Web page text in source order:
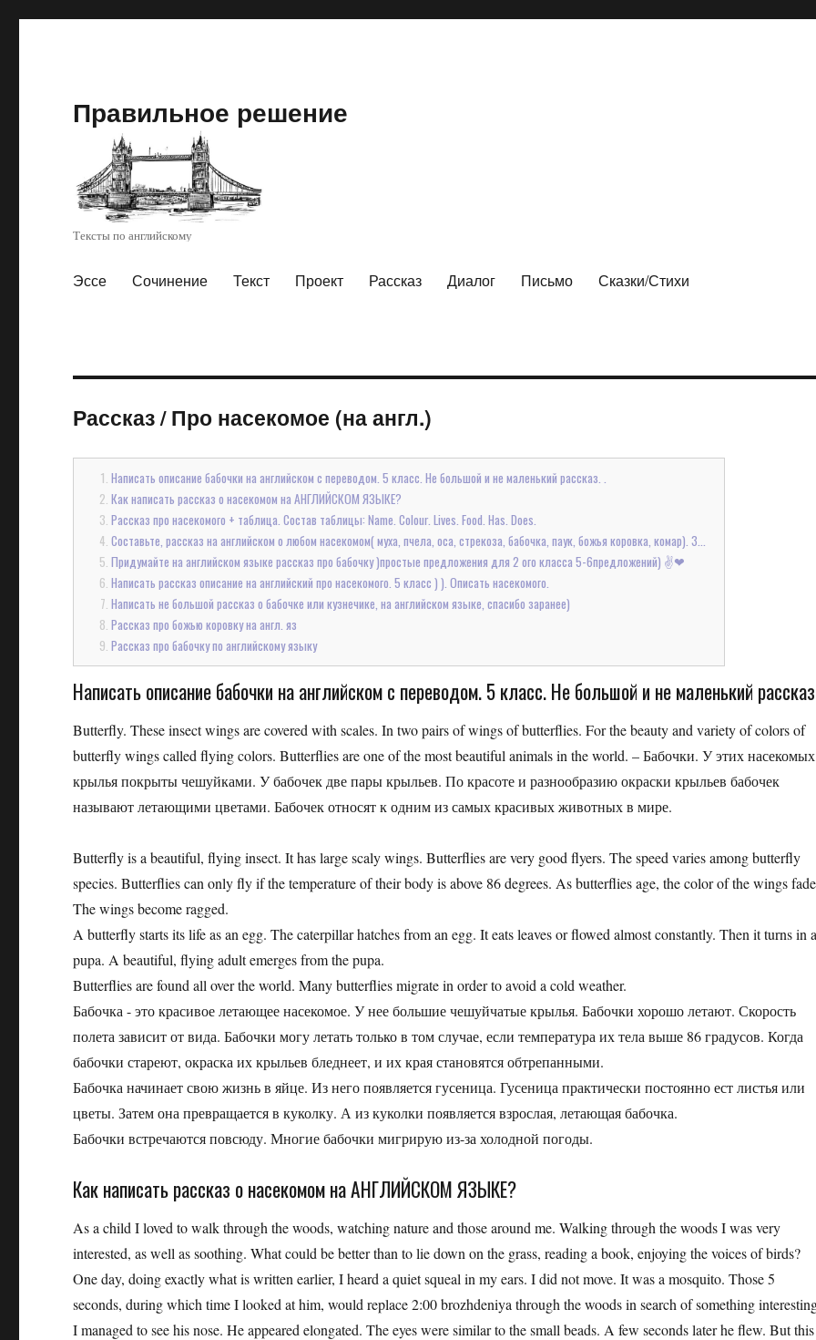
Правильное решение
Тексты по английскому
Эссе Сочинение Текст Проект Рассказ Диалог Письмо Сказки/Стихи
Рассказ/Про насекомое (на англ.)
Написать описание бабочки на английском с переводом. 5 класс. Не большой и не маленький рассказ. .
Как написать рассказ о насекомом на АНГЛИЙСКОМ ЯЗЫКЕ?
Рассказ про насекомого + таблица. Состав таблицы: Name. Colour. Lives. Food. Has. Does.
Составьте, рассказ на английском о любом насекомом( муха, пчела, оса, стрекоза, бабочка, паук, божья коровка, комар). 3...
Придумайте на английском языке рассказ про бабочку )простые предложения для 2 ого класса 5-6предложений) ✌❤
Написать рассказ описание на английский про насекомого. 5 класс ) ). Описать насекомого.
Написать не большой рассказ о бабочке или кузнечике, на английском языке, спасибо заранее)
Рассказ про божью коровку на англ. яз
Рассказ про бабочку по английскому языку
Написать описание бабочки на английском с переводом. 5 класс. Не большой и не маленький
Butterfly. These insect wings are covered with scales. In two pairs of wings of butterflies. For the beauty and variety of colors of
butterfly wings called flying colors. Butterflies are one of the most beautiful animals in the world. – Бабочки. У этих насекомых
крылья покрыты чешуйками. У бабочек две пары крыльев. По красоте и разнообразию окраски крыльев бабочек
называют летающими цветами. Бабочек относят к одним из самых красивых животных в мире.
Butterfly is a beautiful, flying insect. It has large scaly wings. Butterflies are very good flyers. The speed varies among butterfly
species. Butterflies can only fly if the temperature of their body is above 86 degrees. As butterflies age, the color of the wings
The wings become ragged.
A butterfly starts its life as an egg. The caterpillar hatches from an egg. It eats leaves or flowed almost constantly. Then it turns in
pupa. A beautiful, flying adult emerges from the pupa.
Butterflies are found all over the world. Many butterflies migrate in order to avoid a cold weather.
Бабочка - это красивое летающее насекомое. У нее большие чешуйчатые крылья. Бабочки хорошо летают. Скорость
полета зависит от вида. Бабочки могу летать только в том случае, если температура их тела выше 86 градусов. Когда
бабочки стареют, окраска их крыльев бледнеет, и их края становятся обтрепанными.
Бабочка начинает свою жизнь в яйце. Из него появляется гусеница. Гусеница практически постоянно ест листья или
цветы. Затем она превращается в куколку. А из куколки появляется взрослая, летающая бабочка.
Бабочки встречаются повсюду. Многие бабочки мигрирую из-за холодной погоды.
Как написать рассказ о насекомом на АНГЛИЙСКОМ ЯЗЫКЕ?
As a child I loved to walk through the woods, watching nature and those around me. Walking through the woods I was very
interested, as well as soothing. What could be better than to lie down on the grass, reading a book, enjoying the voices of birds?
One day, doing exactly what is written earlier, I heard a quiet squeal in my ears. I did not move. It was a mosquito. Those 5
seconds, during which time I looked at him, would replace 2:00 brozhdeniya through the woods in search of something
I managed to see his nose. He appeared elongated. The eyes were similar to the small beads. A few seconds later he flew. But this